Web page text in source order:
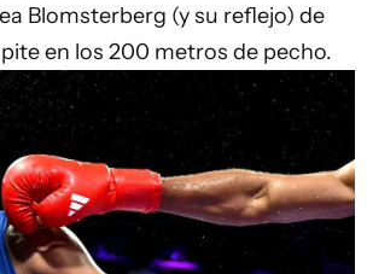
Blomsterberg (y su reflejo) de
en los 200 metros de pecho.